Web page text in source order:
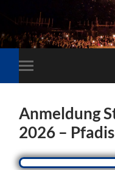
Anmeldung
2026 – Pfadis